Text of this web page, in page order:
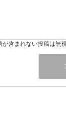
が含まれない投稿は無